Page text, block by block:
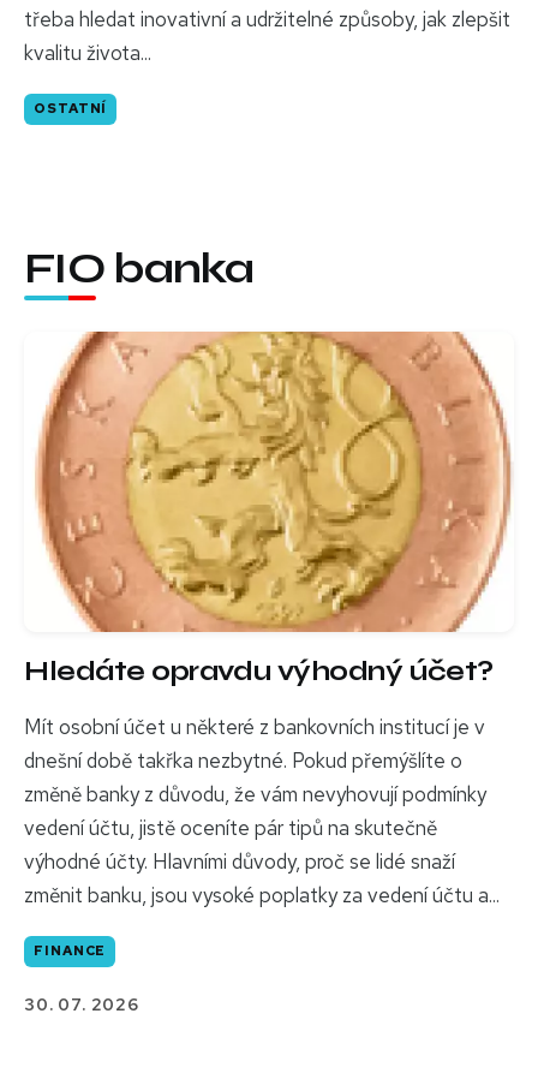
třeba hledat inovativní a udržitelné způsoby, jak zlepšit
kvalitu života...
OSTATNÍ
FIO banka
Hledáte opravdu výhodný účet?
Mít osobní účet u některé z bankovních institucí je v
dnešní době takřka nezbytné. Pokud přemýšlíte o
změně banky z důvodu, že vám nevyhovují podmínky
vedení účtu, jistě oceníte pár tipů na skutečně
výhodné účty. Hlavními důvody, proč se lidé snaží
změnit banku, jsou vysoké poplatky za vedení účtu a...
FINANCE
30. 07. 2026